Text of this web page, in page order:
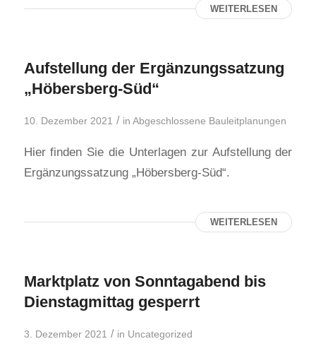
WEITERLESEN
Aufstellung der Ergänzungssatzung
„Höbersberg-Süd“
10. Dezember 2021 / in Abgeschlossene Bauleitplanungen
Hier finden Sie die Unterlagen zur Aufstellung der
Ergänzungssatzung „Höbersberg-Süd“.
WEITERLESEN
Marktplatz von Sonntagabend bis
Dienstagmittag gesperrt
3. Dezember 2021 / in Uncategorized